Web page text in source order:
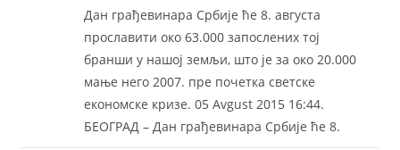
Дан грађевинара Србиjе ће 8. августа
прославити око 63.000 запослених тоj
бранши у нашоj земљи, што jе за око 20.000
мање него 2007. пре почетка светске
економске кризе. 05 Avgust 2015 16:44.
БEOГРAД – Дан грађевинара Србиjе ће 8.